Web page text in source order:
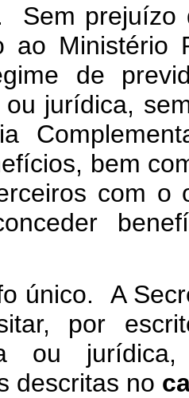
prejuízo da
ao Ministério
de
jurídica,
bem
com o
A
por
ou
descritas no